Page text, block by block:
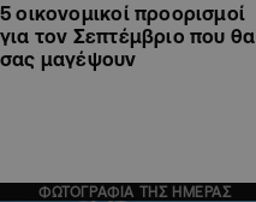
5 οικονομικοί προορισμοί
για τον Σεπτέμβριο που θα
σας μαγέψουν
ΦΩΤΟΓΡΑΦΙΑ ΤΗΣ ΗΜΕΡΑΣ